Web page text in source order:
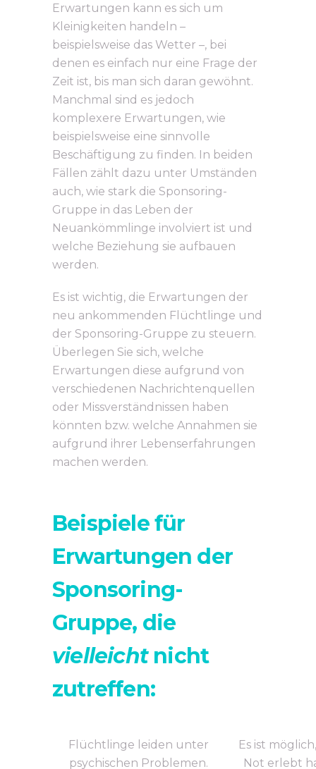
Erwartungen kann es sich um
Kleinigkeiten handeln –
beispielsweise das Wetter –, bei
denen es einfach nur eine Frage der
Zeit ist, bis man sich daran gewöhnt.
Manchmal sind es jedoch
komplexere Erwartungen, wie
beispielsweise eine sinnvolle
Beschäftigung zu finden. In beiden
Fällen zählt dazu unter Umständen
auch, wie stark die Sponsoring-
Gruppe in das Leben der
Neuankömmlinge involviert ist und
welche Beziehung sie aufbauen
werden.
Es ist wichtig, die Erwartungen der
neu ankommenden Flüchtlinge und
der Sponsoring-Gruppe zu steuern.
Überlegen Sie sich, welche
Erwartungen diese aufgrund von
verschiedenen Nachrichtenquellen
oder Missverständnissen haben
könnten bzw. welche Annahmen sie
aufgrund ihrer Lebenserfahrungen
machen werden.
Beispiele für
Erwartungen der
Sponsoring-
Gruppe, die
vielleicht nicht
zutreffen:
Flüchtlinge leiden unter
psychischen Problemen.
Es ist
Not erlebt